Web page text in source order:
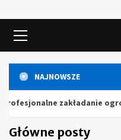
Menu
NAJNOWSZE
zakładanie ogrodów?
Główne posty